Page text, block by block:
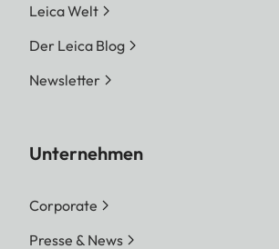
Leica Welt
Der Leica Blog
Newsletter
Unternehmen
Corporate
Presse & News